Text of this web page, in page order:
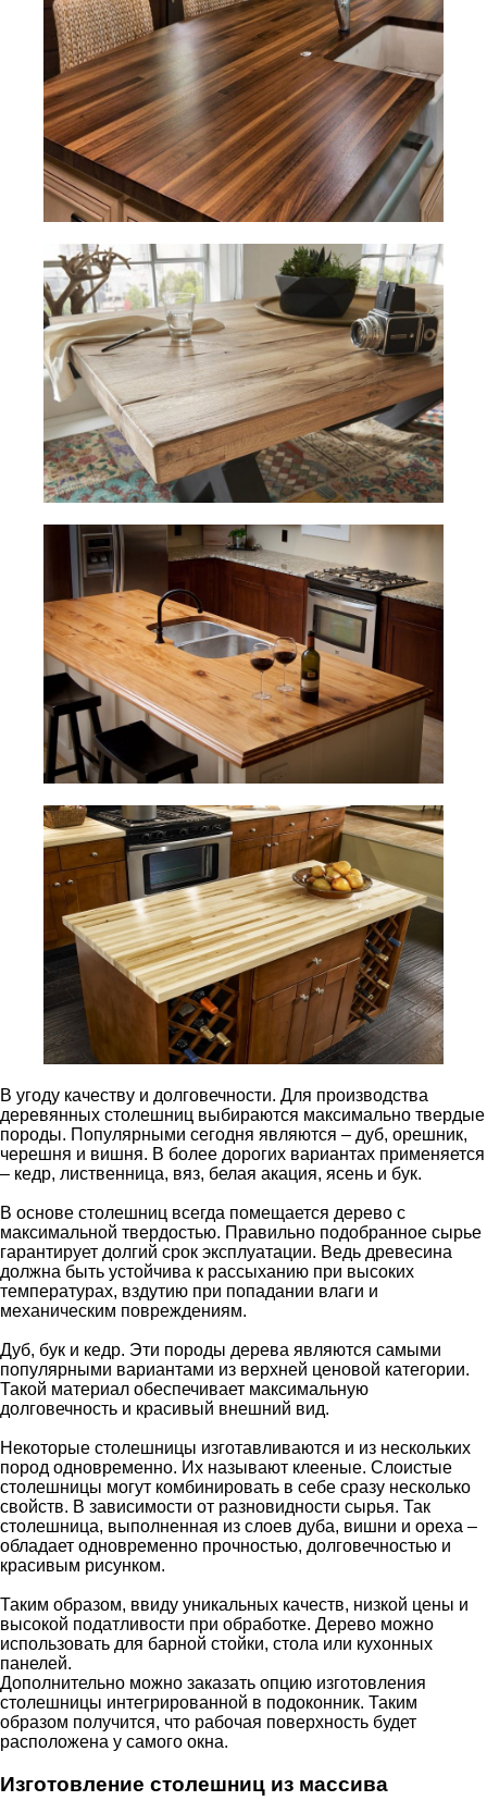
В угоду качеству и долговечности. Для производства
деревянных столешниц выбираются максимально твердые
породы. Популярными сегодня являются – дуб, орешник,
черешня и вишня. В более дорогих вариантах применяется
– кедр, лиственница, вяз, белая акация, ясень и бук.
В основе столешниц всегда помещается дерево с
максимальной твердостью. Правильно подобранное сырье
гарантирует долгий срок эксплуатации. Ведь древесина
должна быть устойчива к рассыханию при высоких
температурах, вздутию при попадании влаги и
механическим повреждениям.
Дуб, бук и кедр. Эти породы дерева являются самыми
популярными вариантами из верхней ценовой категории.
Такой материал обеспечивает максимальную
долговечность и красивый внешний вид.
Некоторые столешницы изготавливаются и из нескольких
пород одновременно. Их называют клееные. Слоистые
столешницы могут комбинировать в себе сразу несколько
свойств. В зависимости от разновидности сырья. Так
столешница, выполненная из слоев дуба, вишни и ореха –
обладает одновременно прочностью, долговечностью и
красивым рисунком.
Таким образом, ввиду уникальных качеств, низкой цены и
высокой податливости при обработке. Дерево можно
использовать для барной стойки, стола или кухонных
панелей.
Дополнительно можно заказать опцию изготовления
столешницы интегрированной в подоконник. Таким
образом получится, что рабочая поверхность будет
расположена у самого окна.
Изготовление столешниц из массива